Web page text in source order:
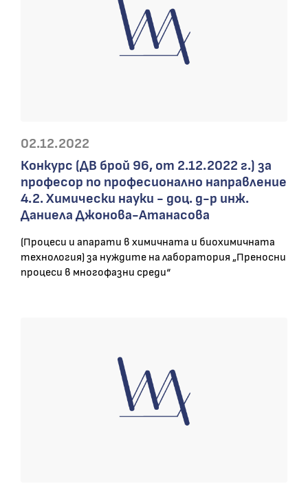
02.12.2022
Конкурс (ДВ брой 96, от 2.12.2022 г.) за
професор по професионално направление
4.2. Химически науки - доц. д-р инж.
Даниела Джонова-Атанасова
(Процеси и апарати в химичната и биохимичната
технология) за нуждите на лаборатория „Преносни
процеси в многофазни среди“